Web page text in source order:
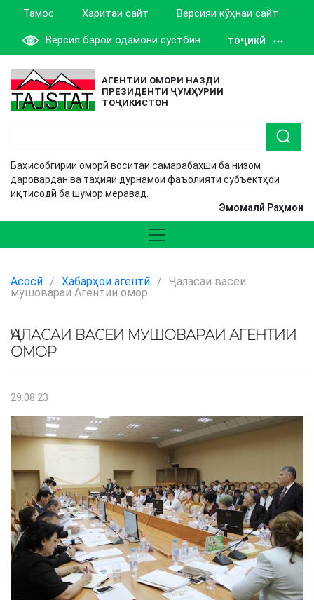
Тамос Харитаи сайт Версияи кӯҳнаи сайт
Версия барои одамони сустбин ТОҶИКӢ
АГЕНТИИ ОМОРИ НАЗДИ
ПРЕЗИДЕНТИ ҶУМҲУРИИ
ТОҶИКИСТОН
Баҳисобгирии оморӣ воситаи самарабахши ба низом
даровардан ва таҳияи дурнамои фаъолияти субъектҳои
иқтисодӣ ба шумор меравад.
Эмомалӣ Раҳмон
Асосӣ / Хабарҳои агентӣ / Ҷаласаи васеи
мушовараи Агентии омор
ҶАЛАСАИ ВАСЕИ МУШОВАРАИ АГЕНТИИ
ОМОР
29.08.23